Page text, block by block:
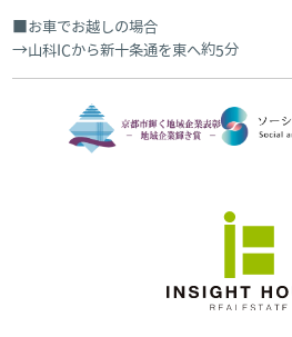
お車でお越しの場合
山科ICから新十条通を東へ約5分